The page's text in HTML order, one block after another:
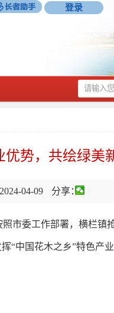
登录
优势，共绘绿美
04-09 分享：
市委工作部署，横栏镇
“中国花木之乡”特色产